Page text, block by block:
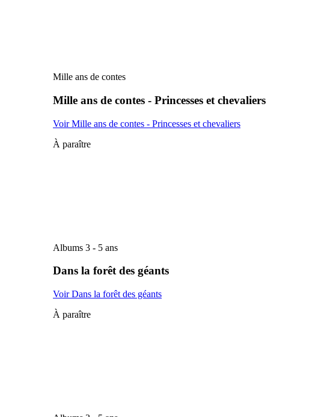
Mille ans de contes
Mille ans de contes - Princesses et chevaliers
Voir Mille ans de contes - Princesses et chevaliers
À paraître
Albums 3 - 5 ans
Dans la forêt des géants
Voir Dans la forêt des géants
À paraître